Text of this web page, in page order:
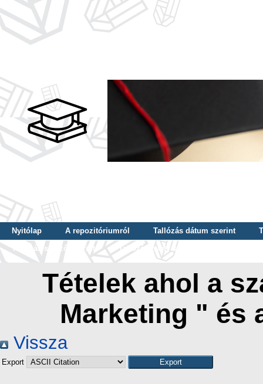
Nyitólap A repozitóriumról Tallózás dátum szerint
Tallózás szerző szerint
Tallózás nyelv szerint
Tételek ahol a
Marketing " és
Vissza
Export